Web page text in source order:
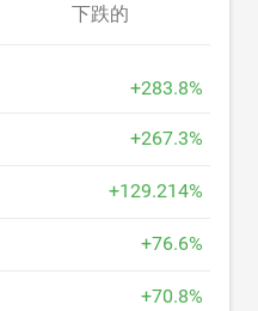
下跌的
+283.8%
+267.3%
+129.214%
+76.6%
+70.8%